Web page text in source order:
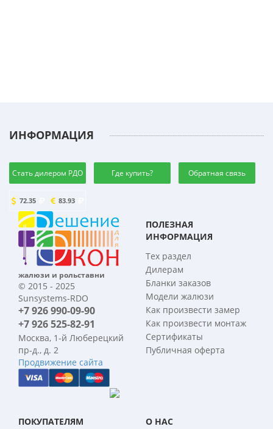
ИНФОРМАЦИЯ
Стать дилером РДО Где купить? Обратная связь
72.35 83.93
жалюзи и рольставни
© 2015 - 2025
Sunsystems-RDO
+7 926 990-09-90
+7 926 525-82-91
Москва, 1-й Люберецкий
пр-д., д. 2
Продвижение сайта
ПОЛЕЗНАЯ
ИНФОРМАЦИЯ
Тех раздел
Дилерам
Бланки заказов
Модели жалюзи
Как произвести замер
Как произвести монтаж
Сертификаты
Публичная оферта
ПОКУПАТЕЛЯМ О НАС